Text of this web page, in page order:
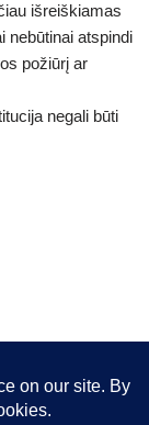
išreiškiamas
nebūtinai atspindi
požiūrį ar
negali būti